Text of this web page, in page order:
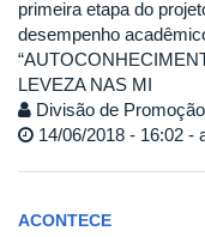
primeira etapa do
desempenho
LEVEZA NAS MI
Divisão de
14/06/2018 - 16:02 -
ACONTECE